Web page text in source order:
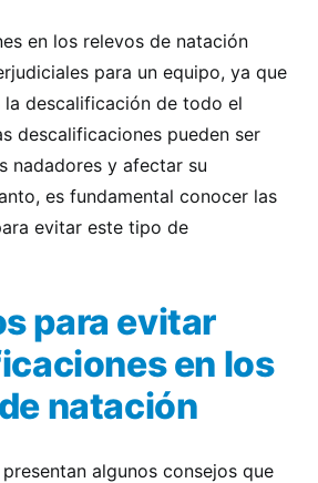
en los relevos de natación
para un equipo, ya que
la descalificación de todo el
descalificaciones pueden ser
nadadores y afectar su
es fundamental conocer las
evitar este tipo de
para evitar
en los
natación
algunos consejos que